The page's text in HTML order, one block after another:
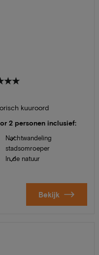
kuuroord
2 personen inclusief:
Nachtwandeling
stadsomroeper
In de natuur
Bekijk